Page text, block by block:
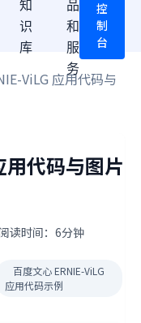
知
识
库
品
和
服
务
控
制
台
ViLG 应用代码与
用代码与图片
读时间：6分钟
百度文心 ERNIE-ViLG
应用代码示例